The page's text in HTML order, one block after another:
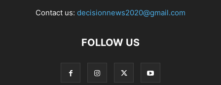
Contact us: decisionnews2020@gmail.com
FOLLOW US